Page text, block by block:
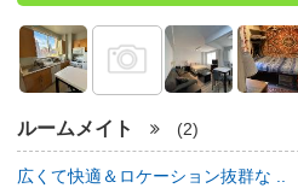
ルームメイト (2)
広くて快適＆ロケーション抜群な ..